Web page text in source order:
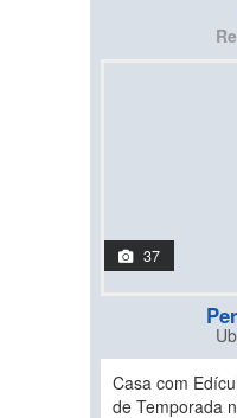
37
Casa com
de Temporada